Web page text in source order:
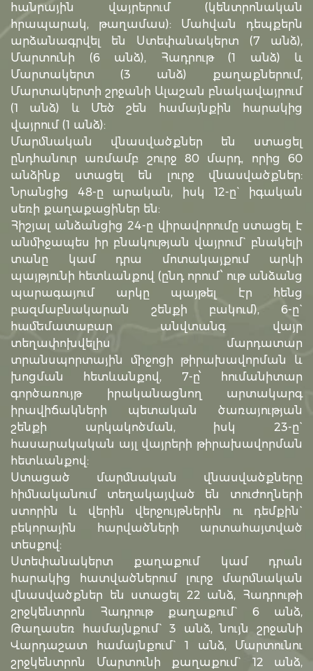
հանրային վայրերում (կենտրոնական
հրապարակ, թաղամաս): Մահվան դեպքերն
արձանագրվել են Ստեփանակերտ (7 անձ),
Մարտունի (6 անձ), Հադրութ (1 անձ) և
Մարտակերտ (3 անձ) քաղաքներում,
Մարտակերտի շրջանի Ալաշան բնակավայրում
(1 անձ) և Մեծ շեն համայնքին հարակից
վայրում (1 անձ):
Մարմնական վնասվածքներ են ստացել
ընդհանուր առմամբ շուրջ 80 մարդ, որից 60
անձինք ստացել են լուրջ վնասվածքներ:
Նրանցից 48-ը արական, իսկ 12-ը` իգական
սեռի քաղաքացիներ են:
Հիշյալ անձանցից 24-ը վիրավորումը ստացել է
անմիջապես իր բնակության վայրում` բնակելի
տանը կամ դրա մոտակայքում արկի
պայթյունի հետևանքով (ընդ որում՝ ութ անձանց
պարագայում արկը պայթել էր հենց
բազմաբնակարան շենքի բակում), 6-ը`
համեմատաբար անվտանգ վայր
տեղափոխվելիս մարդատար
տրանսպորտային միջոցի թիրախավորման և
խոցման հետևանքով, 7-ը՝ հումանիտար
գործառույթ իրականացնող արտակարգ
իրավիճակների պետական ծառայության
շենքի արկակոծման, իսկ 23-ը`
հասարակական այլ վայրերի թիրախավորման
հետևանքով:
Ստացած մարմնական վնասվածքները
հիմնականում տեղակայված են տուժողների
ստորին և վերին վերջույթներին ու դեմքին`
բեկորային հարվածների արտահայտված
տեսքով:
Ստեփանակերտ քաղաքում կամ դրան
հարակից հատվածներում լուրջ մարմնական
վնասվածքներ են ստացել 22 անձ, Հադրութի
շրջկենտրոն Հադրութ քաղաքում` 6 անձ,
Թաղասեռ համայնքում` 3 անձ, նույն շրջանի
Վարդաշատ համայնքում` 1 անձ, Մարտունու
շրջկենտրոն Մարտունի քաղաքում` 12 անձ,